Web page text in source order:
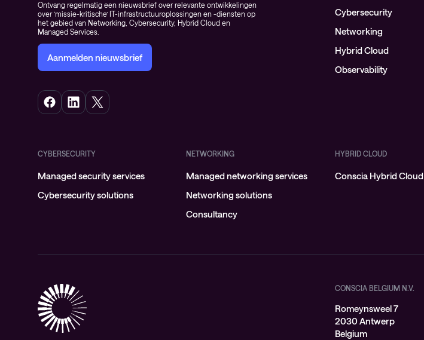
Ontvang regelmatig een nieuwsbrief over relevante ontwikkelingen
over ‘missie-kritische’ IT-infrastructuuroplossingen en -diensten op
het gebied van Networking, Cybersecurity, Hybrid Cloud en
Managed Services.
Aanmelden nieuwsbrief
Cybersecurity
Networking
Hybrid Cloud
Observability
CYBERSECURITY
Managed security services
Cybersecurity solutions
NETWORKING
Managed networking services
Networking solutions
Consultancy
HYBRID CLOUD
Conscia Hybrid Cloud
CONSCIA BELGIUM N.V.
Romeynsweel 7
2030 Antwerp
Belgium